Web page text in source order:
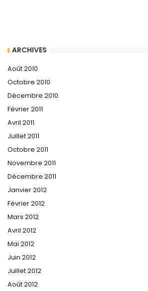
ARCHIVES
Août 2010
Octobre 2010
Décembre 2010
Février 2011
Avril 2011
Juillet 2011
Octobre 2011
Novembre 2011
Décembre 2011
Janvier 2012
Février 2012
Mars 2012
Avril 2012
Mai 2012
Juin 2012
Juillet 2012
Août 2012